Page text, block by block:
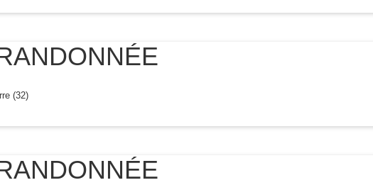
(32)